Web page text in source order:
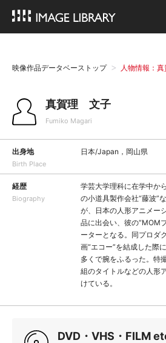
映像作品データベーストップ 人物情報：
真賀理 文子
Fumiko Magari
出身地
Birth Place
日本/Japan，岡山県
経歴
Biography
学芸大学理科に在学中か
の小道具製作会社“藤波”
が、日本の人形アニメー
品に出会い、彼の“MOM
ーターとなる。同プロダ
画“エコー”を結成した際
多くで腕をふるった。特
組のタイトルなどの人形
けている。
DVD・VHS・FILM